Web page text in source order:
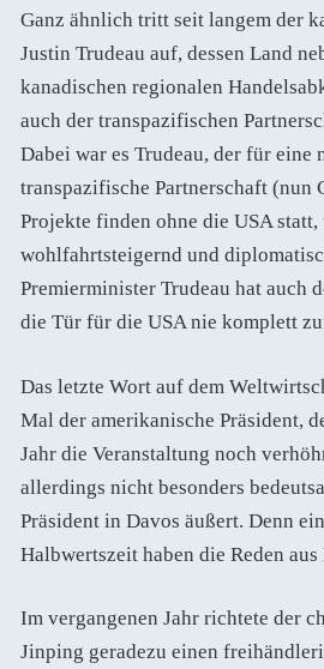
Ganz ähnlich tritt seit langem der
Justin Trudeau auf, dessen Land
kanadischen regionalen
auch der transpazifischen
Dabei war es Trudeau, der für eine
transpazifische Partnerschaft (nun
Projekte finden ohne die USA
wohlfahrtsteigernd und
Premierminister Trudeau hat auch
die Tür für die USA nie komplett
Das letzte Wort auf dem
Mal der amerikanische Präsident,
Jahr die Veranstaltung noch
allerdings nicht besonders
Präsident in Davos äußert. Denn
Halbwertszeit haben die Reden
Im vergangenen Jahr richtete der
Jinping geradezu einen